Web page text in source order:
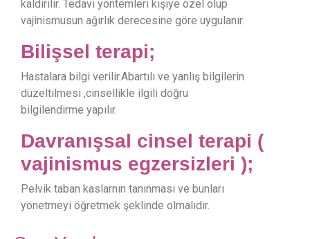
kaldırılır. Tedavi yöntemleri kişiye özel olup
vajinismusun ağırlık derecesine göre uygulanır.
Bilişsel terapi;
Hastalara bilgi verilir.Abartılı ve yanlış bilgilerin
düzeltilmesi ,cinsellikle ilgili doğru
bilgilendirme yapılır.
Davranışsal cinsel terapi (
vajinismus egzersizleri );
Pelvik taban kaslarnın tanınması ve bunları
yönetmeyi öğretmek şeklinde olmalıdır.